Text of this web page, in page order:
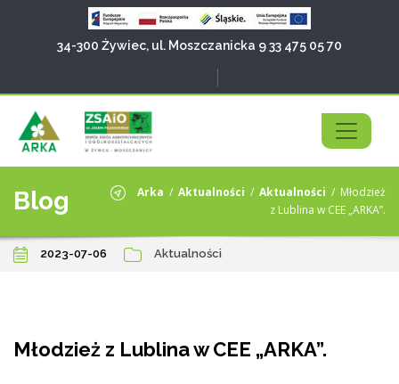
34-300 Żywiec, ul. Moszczanicka 933 475 05 70
Blog Arka / Aktualności / Aktualności / Młodzież
z Lublina w CEE „ARKA”.
2023-07-06 Aktualności
Młodzież z Lublina w CEE „ARKA”.